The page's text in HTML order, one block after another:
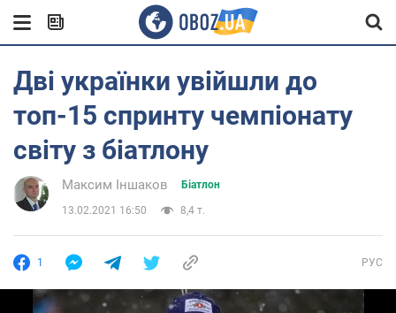
Дві українки увійшли до
топ-15 спринту чемпіонату
світу з біатлону
Максим Іншаков Біатлон
13.02.2021 16:50 8,4 т.
1 РУС